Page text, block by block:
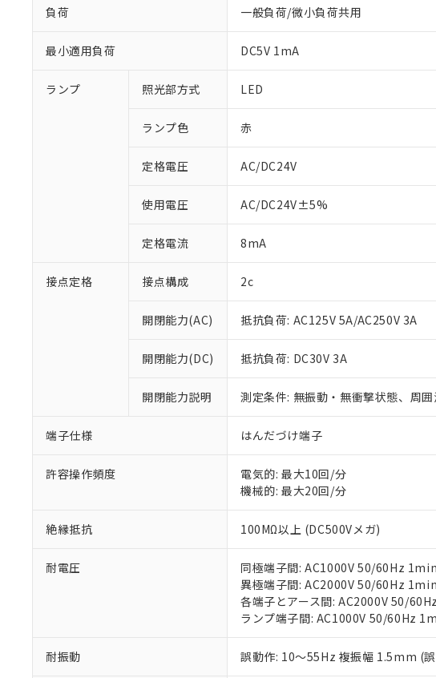
負荷 一般負荷/微小負荷共用
最小適用負荷 DC5V 1mA
ランプ 照光部方式 LED
ランプ色 赤
定格電圧 AC/DC24V
使用電圧 AC/DC24V±5%
定格電流 8mA
接点定格 接点構成 2c
開閉能力(AC) 抵抗負荷: AC125V 5A/AC250V 3A
開閉能力(DC) 抵抗負荷: DC30V 3A
開閉能力説明 測定条件: 無振動・無衝撃状態、
端子仕様 はんだづけ端子
許容操作頻度
電気的: 最大10回/分
機械的: 最大20回/分
絶縁抵抗 100MΩ以上 (DC500Vメガ)
耐電圧
同極端子間: AC1000V 50/60Hz 1min
異極端子間: AC2000V 50/60Hz 1min
各端子とアース間: AC2000V 50/
ランプ端子間: AC1000V 50/60Hz
耐振動 誤動作: 10～55Hz 複振幅 1.5mm (
ご利用条件
本サービスは、当社制御機
くものです。
在庫状況および標準価格
のであり、閲覧された時点
い。
正式な納期状況および標準
当社販売員にご相談ください
オムロン制御機器販売店や
在庫状況および標準価格結
す。
マイパーツ機能（部品リス
ている必要があります。
お客様が当ウェブサイト上
が、当社の製品・サービス
※1 対応状況
対応予定：EU RoHS指令（10物
対応予定なし：EU RoHS指令（
調査・確認中：EU RoHS指令（
仕入先様の事情により、非含有
があります。
*EU RoHS指令（10物質）：
六価クロム(Cr(Ⅵ)) 1000ppm以下、ポリ臭
但し、RoHS指令で産業用監視および制御
フタル酸エステル類の４物質については閾
※2 対応予定月
部品在庫の切り替え状況などによ
※3 非含有証明書ダウンロー
下記の非含有証明書をダウンロ
※1 中国RoHS○×表
「○」：最大均質材料含有率が中
「×」：最大均質材料含有率が
*中国RoHS10物質の基準値 (GB/T26572)：
Pb(鉛) :1000ppm、 Hg(水銀) : 1000ppm、
Cr(Ⅵ)(六価クロム) : 1000ppm、 PBBs(ポ
DBP(フタル酸ジブチル) : 1000ppm、
DEHP(フタル酸ビス(2-エチルヘキシル)) :
※2 環境保護使用期限
「ｅ」：有害物質（10物質）の
「10」：通常の使用状況下にお
味します。
「－」：未確認です。当社販売
当社は、これら貴社製品の
う）を輸出または国外への
当社は規制貨物を破棄する
ます。
当社は貴社製品を、核兵器
当社は、貴社製品を第三者
また当社は、販売先および
たしません。
記
号
説明
○ 一定数以上の在庫あり
△ 一定数には満たないが在
－
在庫なし(最新の在庫状
機器販売店・当社販売
空
受注生産機種、また在